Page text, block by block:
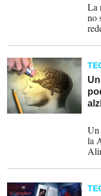
La
no
Un
la
en